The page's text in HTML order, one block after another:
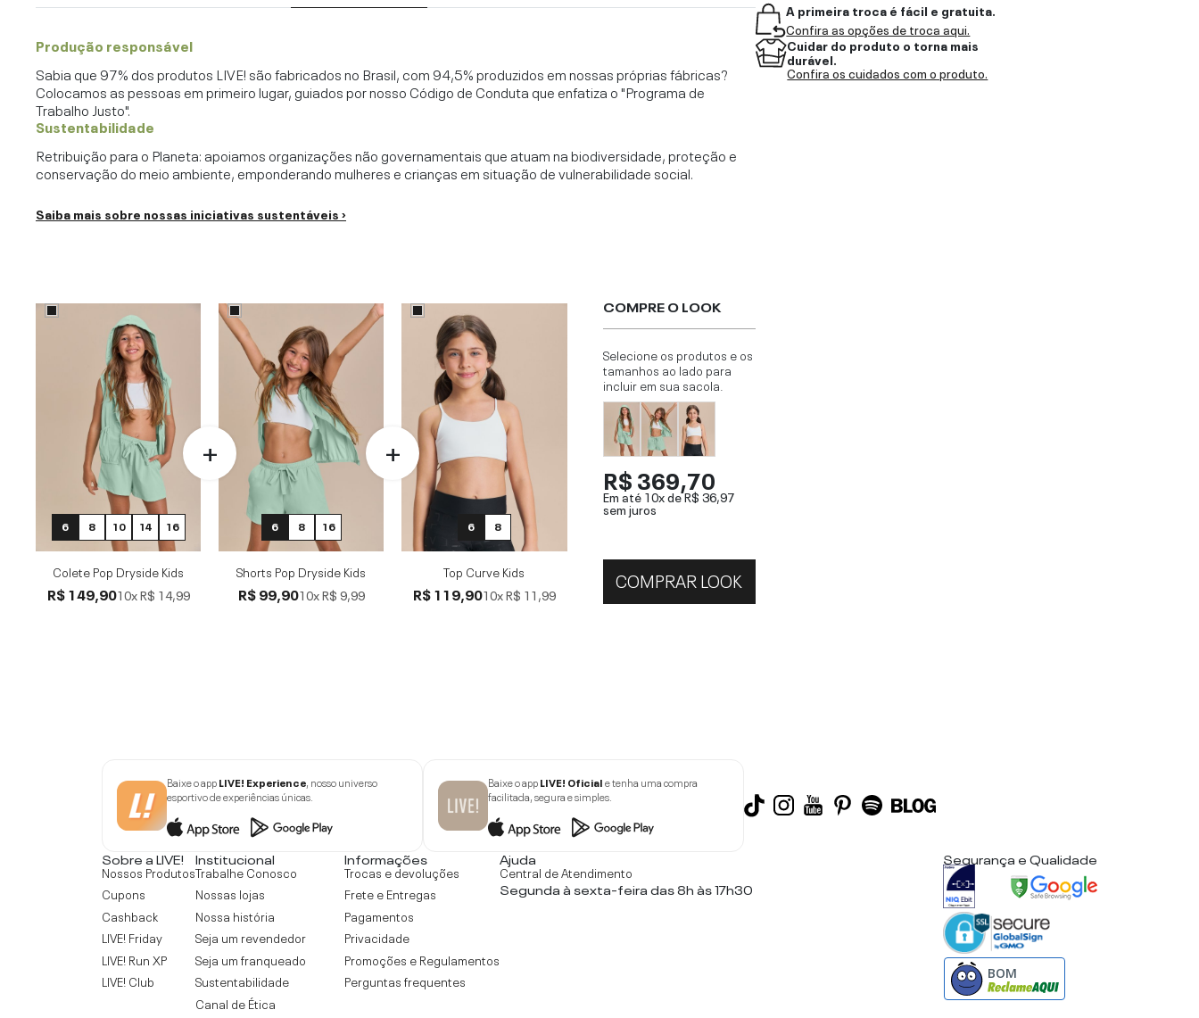
Produção responsável
Sabia que 97% dos produtos LIVE! são fabricados no Brasil, com 94,5% produzidos em nossas próprias fábricas?
Colocamos as pessoas em primeiro lugar, guiados por nosso Código de Conduta que enfatiza o "Programa de
Trabalho Justo".
Sustentabilidade
Retribuição para o Planeta: apoiamos organizações não governamentais que atuam na biodiversidade, proteção e
conservação do meio ambiente, emponderando mulheres e crianças em situação de vulnerabilidade social.
Saiba mais sobre nossas iniciativas sustentáveis ›
6 8 10 14 16
Colete Pop Dryside Kids
R$ 149,9010xR$ 14,99
6 8 16
Shorts Pop Dryside Kids
R$ 99,9010xR$ 9,99
6 8
Top Curve Kids
R$ 119,9010xR$ 11,99
COMPRE O LOOK
Selecione os produtos e os
tamanhos ao lado para
incluir em sua sacola.
R$ 369,70
Em até 10x deR$ 36,97
sem juros
COMPRAR LOOK
A primeira troca é fácil e gratuita.
Confira as opções de troca aqui.
Cuidar do produto o torna mais
durável.
Confira os cuidados com o produto.
Baixe o appLIVE! Experience, nosso universo
esportivo de experiências únicas.
Baixe o appLIVE! Oficiale tenha uma compra
facilitada, segura e simples.
Sobre a LIVE!
Nossos Produtos
Cupons
Cashback
LIVE! Friday
LIVE! Run XP
LIVE! Club
Institucional
Trabalhe Conosco
Nossas lojas
Nossa história
Seja um revendedor
Seja um franqueado
Sustentabilidade
Canal de Ética
Informações
Trocas e devoluções
Frete e Entregas
Pagamentos
Privacidade
Promoções e Regulamentos
Perguntas frequentes
Ajuda
Central de Atendimento
Segunda à sexta-feira das 8h às 17h30
Segurança e Qualidade
BOM